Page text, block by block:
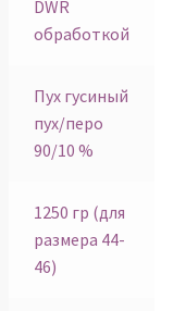
DWR
обработкой
Пух гусиный
пух/перо
90/10 %
1250 гр (для
размера 44-
46)